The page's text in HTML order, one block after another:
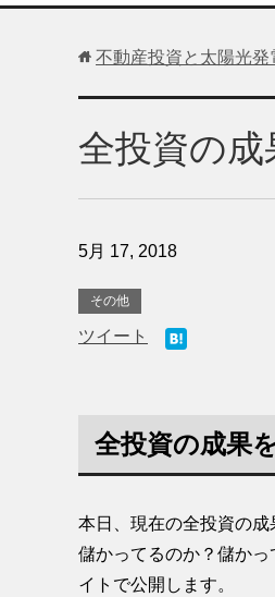
不動産投資と太陽光
全投資の
5月 17, 2018
その他
ツイート
全投資の成果
本日、現在の全投資の成
儲かってるのか？儲か
イトで公開します。